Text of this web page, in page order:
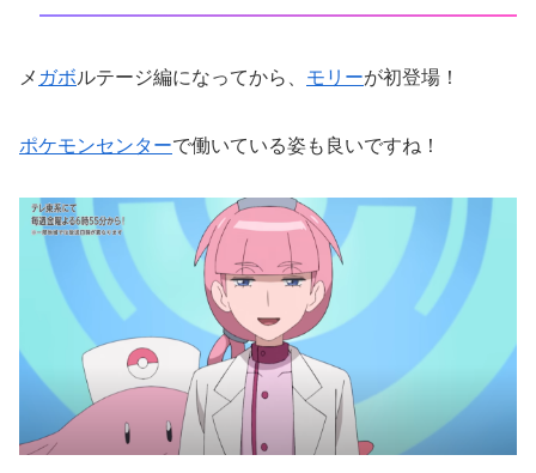
メ ガボルテージ編になってから、 モリーが初登場！
ポケモンセンターで働いている姿も良いですね！